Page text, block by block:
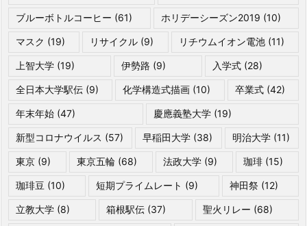
ブルーボトルコーヒー (61) ホリデーシーズン2019 (10)
マスク (19) リサイクル (9) リチウムイオン電池(11)
上智大学 (19) 伊勢路 (9) 入学式 (28)
全日本大学駅伝 (9) 化学構造式描画 (10) 卒業式(42)
年末年始 (47) 慶應義塾大学(19)
新型コロナウイルス (57) 早稲田大学 (38) 明治大学(11)
東京 (9) 東京五輪 (68) 法政大学 (9) 珈琲 (15)
珈琲豆 (10) 短期プライムレート (9) 神田祭(12)
立教大学 (8) 箱根駅伝 (37) 聖火リレー (68)